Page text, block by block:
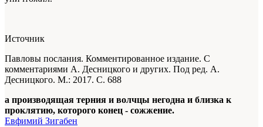
Источник
Павловы послания. Комментированное издание. С
комментариями А. Десницкого и других. Под ред. А.
Десницкого. М.: 2017. С. 688
а производящая терния и волчцы негодна и близка к
проклятию, которого конец - сожжение.
Евфимий Зигабен